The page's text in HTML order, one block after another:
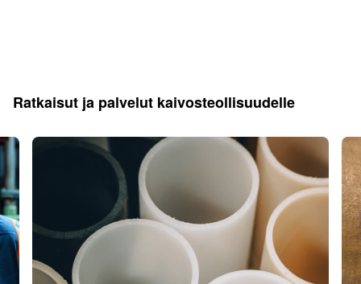
Ratkaisut ja palvelut kaivosteollisuudelle